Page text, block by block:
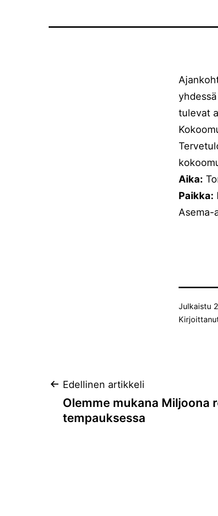
tulevat
Aika:
Paikka:
Asema-
Julkaistu
Artikkelien
selaus
Edellinen artikkeli
Olemme mukana Miljoona
tempauksessa